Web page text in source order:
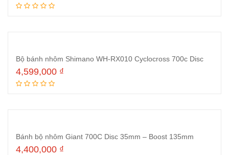
Bộ bánh nhôm Shimano WH-RX010 Cyclocross 700c Disc
4,599,000 ₫
Bánh bộ nhôm Giant 700C Disc 35mm – Boost 135mm
4,400,000 ₫